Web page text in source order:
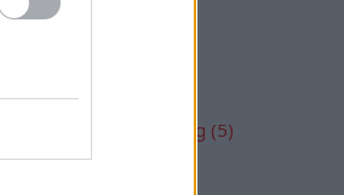
orosz dolog (5)
(1)